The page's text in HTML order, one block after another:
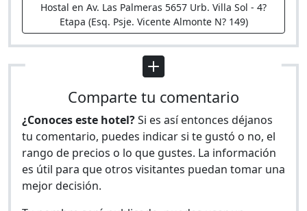
Hostal en Av. Las Palmeras 5657 Urb. Villa Sol - 4?
Etapa (Esq. Psje. Vicente Almonte N? 149)
Comparte tu comentario
¿Conoces este hotel?Si es así entonces déjanos
tu comentario, puedes indicar si te gustó o no, el
rango de precios o lo que gustes. La información
es útil para que otros visitantes puedan tomar una
mejor decisión.